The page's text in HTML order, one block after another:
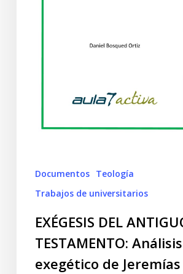
Documentos Teología
Trabajos de universitarios
EXÉGESIS DEL
TESTAMENTO: Análisis
exegético de Jeremías